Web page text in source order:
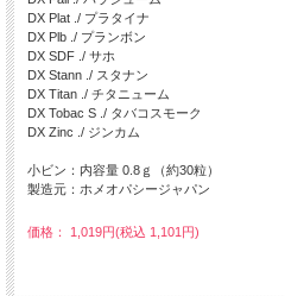
DX Plat ./ プラタイナ
DX Plb ./ プランボン
DX SDF ./ サホ
DX Stann ./ スタナン
DX Titan ./ チタニューム
DX Tobac S ./ タバコスモーク
DX Zinc ./ ジンカム
小ビン：内容量 0.8ｇ（約30粒）
製造元：ホメオパシージャパン
価格： 1,019円(税込 1,101円)